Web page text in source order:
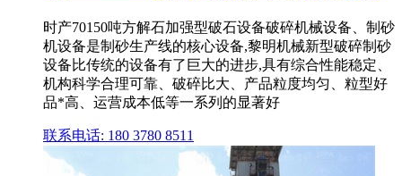
时产70150吨方解石加强型破石设备破碎机械设备、制砂
机设备是制砂生产线的核心设备,黎明机械新型破碎制砂
设备比传统的设备有了巨大的进步,具有综合性能稳定、
机构科学合理可靠、破碎比大、产品粒度均匀、粒型好
品*高、运营成本低等一系列的显著好
联系电话: 180 3780 8511